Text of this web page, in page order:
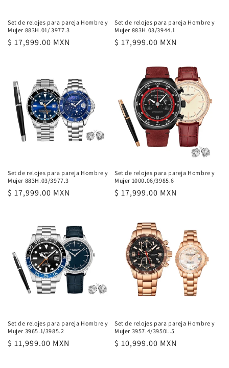
Set de relojes para pareja Hombre y
Mujer 883H.01/ 3977.3
Precio
$ 17,999.00 MXN
Set de relojes para pareja Hombre y
Mujer 883H.03/3944.1
Precio
$ 17,999.00 MXN
Set de relojes para pareja Hombre y
Mujer 883H.03/3977.3
Precio
$ 17,999.00 MXN
Set de relojes para pareja Hombre y
Mujer 1000.06/3985.6
Precio
$ 17,999.00 MXN
Set de relojes para pareja Hombre y
Mujer 3965.1/3985.2
Precio
$ 11,999.00 MXN
Set de relojes para pareja Hombre y
Mujer 3957.4/3950L.5
Precio
$ 10,999.00 MXN